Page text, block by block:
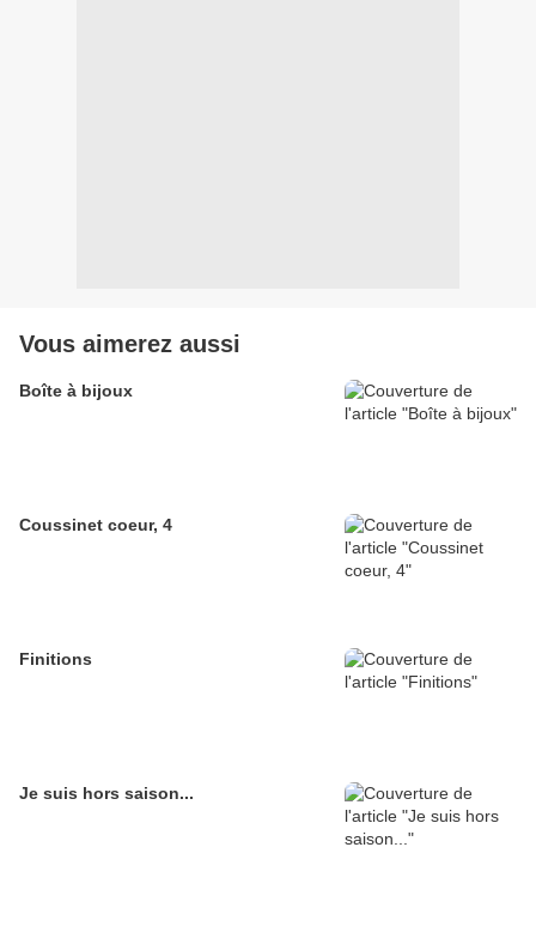
Vous aimerez aussi
Boîte à bijoux
Coussinet coeur, 4
Finitions
Je suis hors saison...